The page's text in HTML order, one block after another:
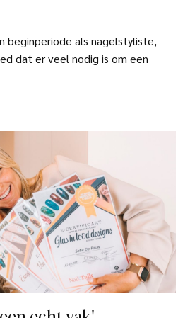
beginperiode als nagelstyliste,
dat er veel nodig is om een